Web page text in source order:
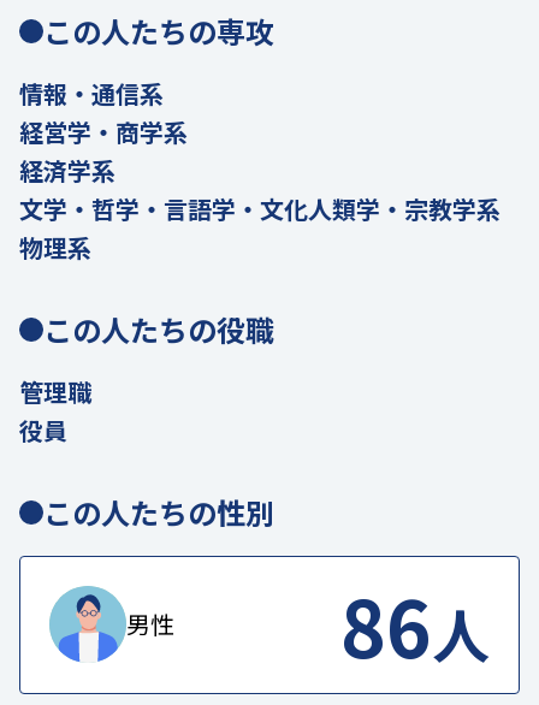
この人たちの専攻
情報・通信系
経営学・商学系
経済学系
文学・哲学・言語学・文化人類学・宗教学系
物理系
この人たちの役職
管理職
役員
この人たちの性別
男性 86人